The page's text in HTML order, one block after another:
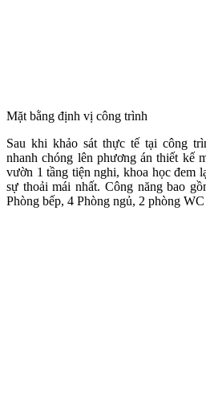
Mặt bằng định vị công trình
Sau khi khảo sát thực tế tại công
nhanh chóng lên phương án thiết kế
vườn 1 tầng tiện nghi, khoa học đem
sự thoải mái nhất. Công năng bao
Phòng bếp, 4 Phòng ngủ, 2 phòng WC